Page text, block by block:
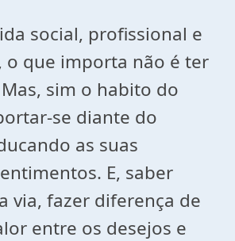
social, profissional e
o que importa não é ter
sim o habito do
se diante do
as suas
E, saber
via, fazer diferença de
entre os desejos e